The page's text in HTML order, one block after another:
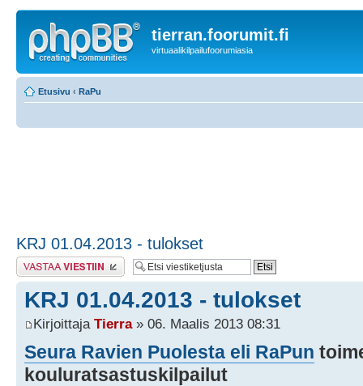
tierran.foorumit.fi
virtuaalikilpailufoorumiasia
Etusivu ‹ RaPu
KRJ 01.04.2013 - tulokset
Lähetä vastaus
KRJ 01.04.2013 - tulokset
Kirjoittaja Tierra» 06. Maalis 2013 08:31
Seura Ravien Puolesta eli RaPun
kouluratsastuskilpailut